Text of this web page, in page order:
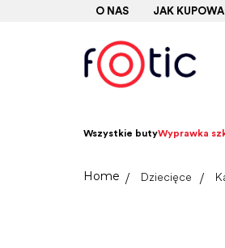
O NAS JAK
Wszystkie butyWyprawka
HomeDziecięce